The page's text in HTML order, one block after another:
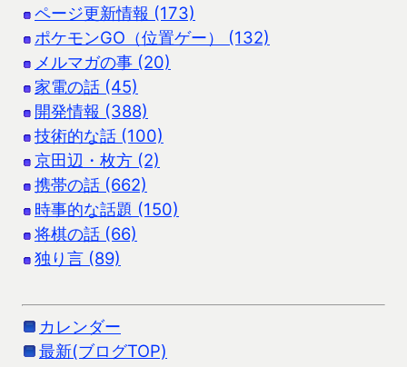
ページ更新情報 (173)
ポケモンGO（位置ゲー） (132)
メルマガの事 (20)
家電の話 (45)
開発情報 (388)
技術的な話 (100)
京田辺・枚方 (2)
携帯の話 (662)
時事的な話題 (150)
将棋の話 (66)
独り言 (89)
カレンダー
最新(ブログTOP)